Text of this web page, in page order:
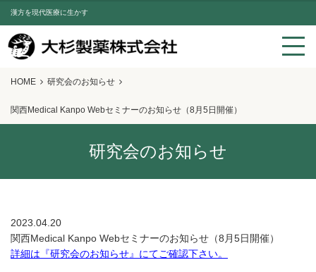
漢方を現代医療に生かす
HOME 研究会のお知らせ
関西Medical Kanpo Webセミナーのお知らせ（8月5日開催）
研究会のお知らせ
2023.04.20
関西Medical Kanpo Webセミナーのお知らせ（8月5日開催）
詳細は『研究会のお知らせ』にてご確認下さい。